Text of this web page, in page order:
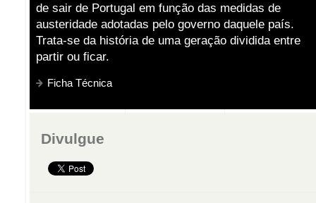
de sair de Portugal em função das medidas de
austeridade adotadas pelo governo daquele país.
Trata-se da história de uma geração dividida entre
partir ou ficar.
Ficha Técnica
Divulgue